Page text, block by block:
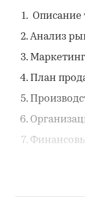
Описание
Анализ
План